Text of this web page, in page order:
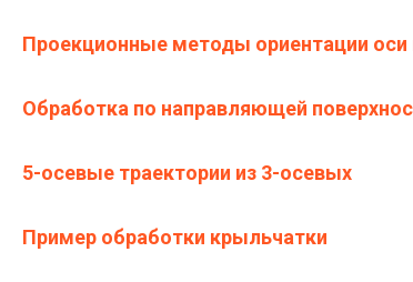
Проекционные методы ориентации оси
Обработка по направляющей
5-осевые траектории из 3-осевых
Пример обработки крыльчатки